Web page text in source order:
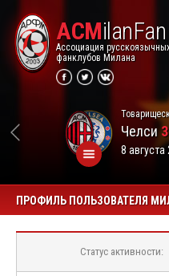
ACMilanFan
Ассоциация
фанклубов Милана
Челси
8 августа
ПРОФИЛЬ ПОЛЬЗОВАТЕЛЯ
Статус активности: